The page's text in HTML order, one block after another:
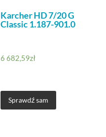
Karcher HD 7/20 G
Classic 1.187-901.0
6 682,59zł
Sprawdź sam